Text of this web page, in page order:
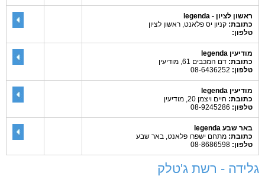
ראשון לציון - legenda
כתובת: קניון יס פלאנט, ראשון לציון
טלפון:
מודיעין legenda
כתובת: דם המכבים 61, מודיעין
טלפון:
מודיעין legenda
כתובת: חיים ויצמן 20, מודיעין
טלפון:
באר שבע legenda
כתובת: מתחם ישפרו פלאנט, באר שבע
טלפון:
גלידה - רשת ג'טלק